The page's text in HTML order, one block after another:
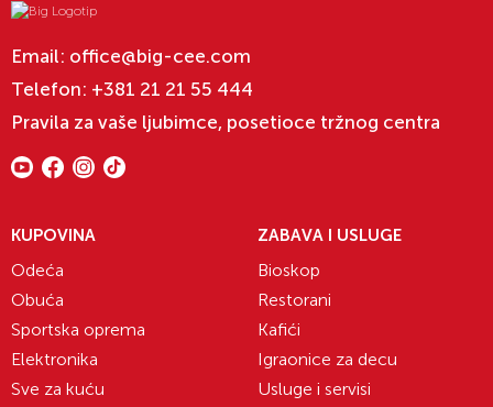
Email: office@big-cee.com
Telefon: +381 21 21 55 444
Pravila za vaše ljubimce, posetioce tržnog centra
KUPOVINA
Odeća
Obuća
Sportska oprema
Elektronika
Sve za kuću
ZABAVA I USLUGE
Bioskop
Restorani
Kafići
Igraonice za decu
Usluge i servisi